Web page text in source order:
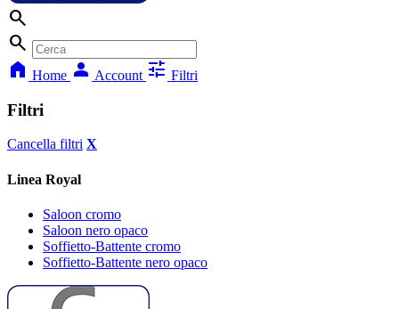
search
search
home Home person Account tune Filtri
Filtri
Cancella filtri X
Linea Royal
Saloon cromo
Saloon nero opaco
Soffietto-Battente cromo
Soffietto-Battente nero opaco